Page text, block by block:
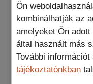
Ön
kombinálhatják az
amelyeket Ön
által használt más
További
tájékoztatónkban
kamerasziget
átlátszó
okostelefon